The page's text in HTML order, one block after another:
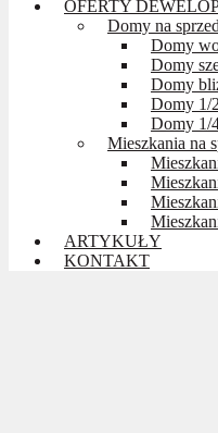
OFERTY
Domy na
Domy
Domy
Domy
Domy 1/2
Domy 1/
Mieszkania na
ARTYKUŁY
KONTAKT